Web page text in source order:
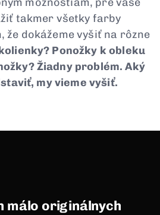
takmer všetky farby
že dokážeme vyšiť na rôzne
Ponožky k obleku
Žiadny problém. Aký
my vieme vyšiť.
málo originálnych